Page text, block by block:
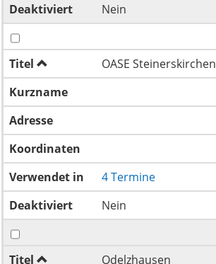
Deaktiviert
Nein
Titel
OASE Steinerskirchen
Kurzname
Adresse
Koordinaten
Verwendet in
4 Termine
Deaktiviert
Nein
Titel Odelzhausen